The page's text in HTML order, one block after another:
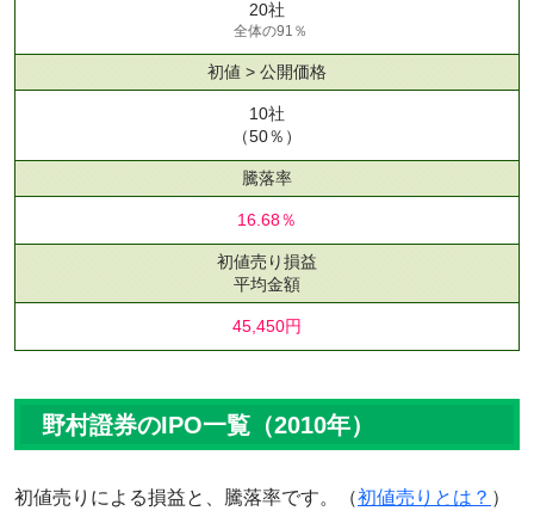
20社
全体の91％
初値 > 公開価格
10社
（50％）
騰落率
16.68％
初値売り損益
平均金額
45,450円
野村證券のIPO一覧（2010年）
初値売りによる損益と、騰落率です。（初値売りとは？ ）